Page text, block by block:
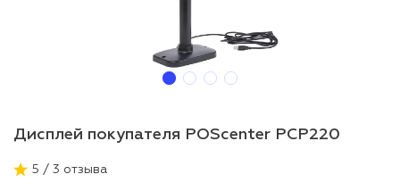
Дисплей покупателя POScenter PCP220
5 / 3 отзыва